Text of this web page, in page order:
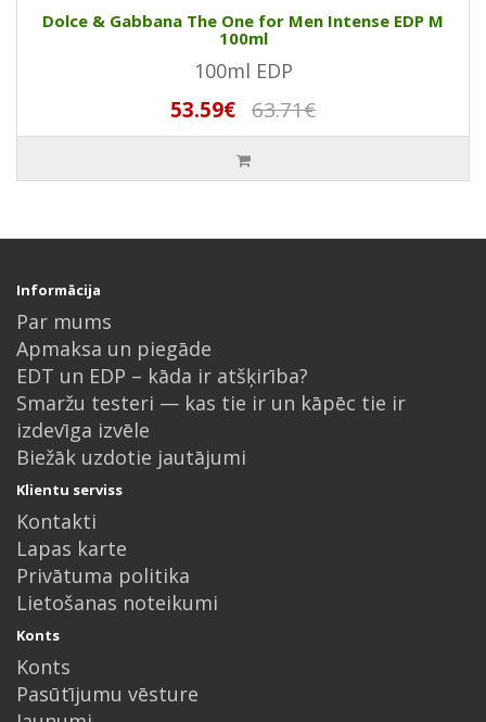
Dolce & Gabbana The One for Men Intense EDP M
100ml
100ml EDP
53.59€ 63.71€
Informācija
Par mums
Apmaksa un piegāde
EDT un EDP – kāda ir atšķirība?
Smaržu testeri — kas tie ir un kāpēc tie ir
izdevīga izvēle
Biežāk uzdotie jautājumi
Klientu serviss
Kontakti
Lapas karte
Privātuma politika
Lietošanas noteikumi
Konts
Konts
Pasūtījumu vēsture